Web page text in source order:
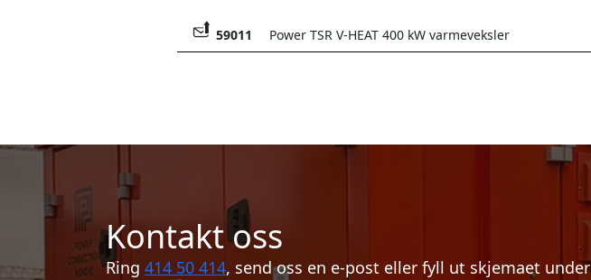
59011 Power TSR V-HEAT 400 kW varmeveksler
Kontakt oss
Ring 414 50 414, send oss en e-post eller fyll ut skjemaet under